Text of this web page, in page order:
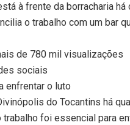
à frente da borracharia há
o trabalho com um bar
de 780 mil visualizações
sociais
enfrentar o luto
do Tocantins há
trabalho foi essencial para